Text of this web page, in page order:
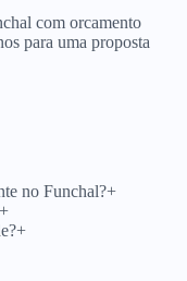
com orcamento
para uma proposta
no Funchal?+
+